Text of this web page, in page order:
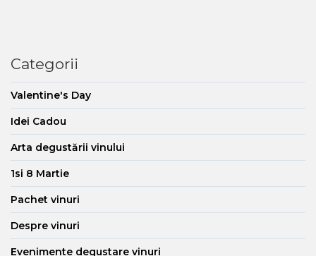
Categorii
Valentine's Day
Idei Cadou
Arta degustării vinului
1si 8 Martie
Pachet vinuri
Despre vinuri
Evenimente degustare vinuri